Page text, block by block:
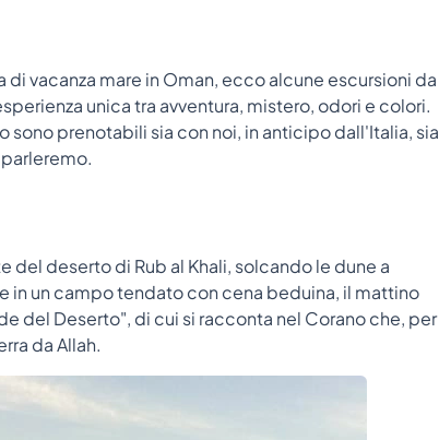
vacanza mare in Oman, ecco alcune escursioni da
unica tra avventura, mistero, odori e colori.
prenotabili sia con noi, in anticipo dall'Italia, sia
del deserto di Rub al Khali, solcando le dune a
in un campo tendato con cena beduina, il mattino
del Deserto", di cui si racconta nel Corano che, per
da Allah.